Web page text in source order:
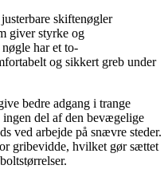
skiftenøgler
giver styrke og
har et to-
og sikkert greb under
bedre adgang i trange
ingen del af den bevægelige
ved arbejde på snævre steder.
gribevidde, hvilket gør sættet